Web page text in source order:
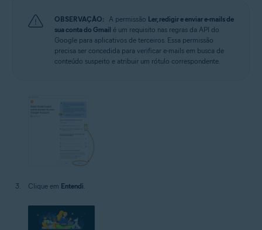
OBSERVAÇÃO: A permissão Ler, redigir e enviar e-mails de
sua conta do Gmail é um requisito nas regras da API do
Google para aplicativos de terceiros. Essa permissão
precisa ser concedida para verificar e-mails em busca de
conteúdo suspeito e atribuir um rótulo correspondente.
Clique em Entendi